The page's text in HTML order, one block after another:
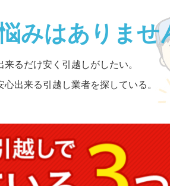
みはありませ
来るだけ安く引越しがしたい。
心出来る引越し業者を探している。